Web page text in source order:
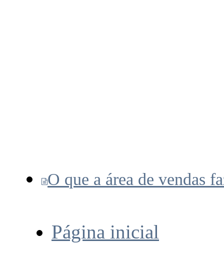
O que a área de vendas
Página inicial